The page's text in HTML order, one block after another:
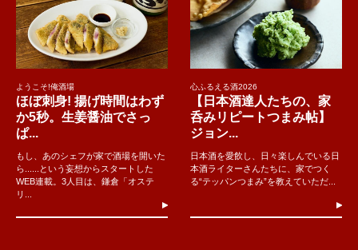
ようこそ!俺酒場
ほぼ刺身! 揚げ時間はわず
か5秒。生姜醤油でさっ
ぱ...
もし、あのシェフが家で酒場を開いた
ら......という妄想からスタートした
WEB連載。3人目は、鎌倉「オステ
リ...
心ふるえる酒2026
【日本酒達人たちの、家
呑みリピートつまみ帖】
ジョン...
日本酒を愛飲し、日々楽しんでいる日
本酒ライターさんたちに、家でつく
る“テッパンつまみ”を教えていただ...